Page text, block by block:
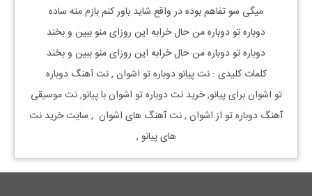
میگی سو تفاهم بوده در واقع شاید باور کنم بازم منه ساده
دوباره تو دوباره من حال خرابه این روزای منو ببین و بخند
دوباره تو دوباره من حال خرابه این روزای منو ببین و بخند
کلمات کلیدی : نتپیانودوباره تو اشوان , نت آهنگ دوباره
تو اشوانبرایپیانو, خرید نتدوباره تو اشوانباپیانو, نت موسیقی
آهنگ دوباره تو از اشوان , نت آهنگ های اشوان , سایت خرید نت
هایپیانو ,